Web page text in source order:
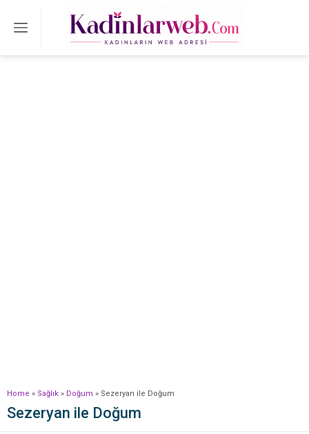
Home » Sağlık » Doğum » Sezeryan ile Doğum
Sezeryan ile Doğum